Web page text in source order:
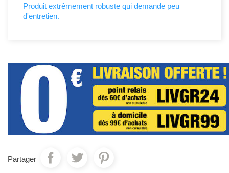
Produit extrêmement robuste qui demande peu
d'entretien.
Partager